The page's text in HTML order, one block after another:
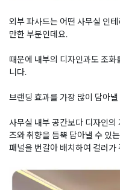
외부 파사드는 어떤 사무실 인
만한 부분인데요.
때문에 내부의 디자인과도 조
니다.
브랜딩 효과를 가장 많이 담아
사무실 내부 공간보다 디자인의
즈와 취향을 듬뿍 담아낼 수 있
패널을 번갈아 배치하여 컬러